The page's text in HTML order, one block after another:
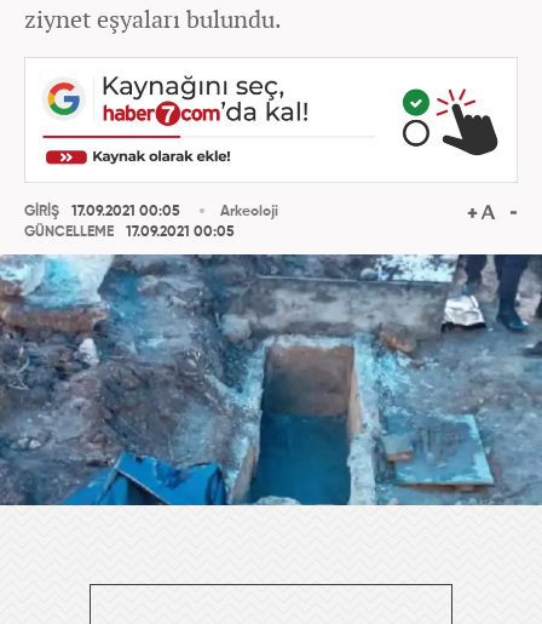
ziynet eşyaları bulundu.
GİRİŞ
17.09.2021 00:05
GÜNCELLEME
17.09.2021 00:05
Arkeoloji